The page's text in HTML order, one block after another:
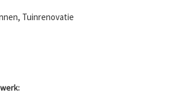
Tuinrenovatie